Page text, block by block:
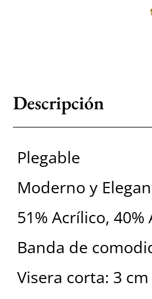
Descripción
Plegable
Moderno y
51% Acrílico,
Banda de
Visera corta: 3 cm